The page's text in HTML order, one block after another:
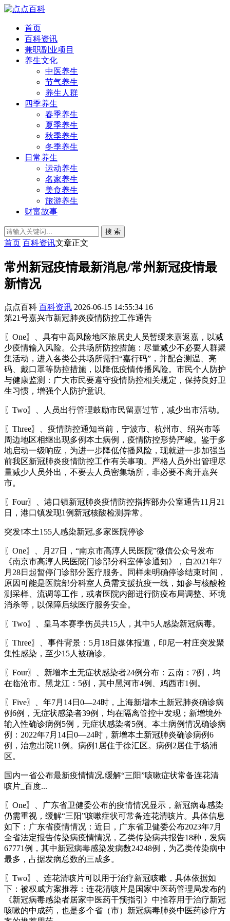
首页
百科资讯
兼职副业项目
养生文化
中医养生
节气养生
养生人群
四季养生
春季养生
夏季养生
秋季养生
冬季养生
日常养生
运动养生
名家养生
美食养生
旅游养生
财富故事
搜 索
首页 百科资讯文章正文
常州新冠疫情最新消息/常州新冠疫情最
新情况
点点百科 百科资讯 2026-06-15 14:55:34 16
第21号嘉兴市新冠肺炎疫情防控工作通告
〖One〗、具有中高风险地区旅居史人员暂缓来嘉返嘉，以减
少疫情输入风险。公共场所防控措施：尽量减少不必要人群聚
集活动，进入各类公共场所需扫“嘉行码”，并配合测温、亮
码、戴口罩等防控措施，以降低疫情传播风险。市民个人防护
与健康监测：广大市民要遵守疫情防控相关规定，保持良好卫
生习惯，增强个人防护意识。
〖Two〗、人员出行管理鼓励市民留嘉过节，减少出市活动。
〖Three〗、疫情防控通知当前，宁波市、杭州市、绍兴市等
周边地区相继出现多例本土病例，疫情防控形势严峻。鉴于多
地启动一级响应，为进一步降低传播风险，现就进一步加强当
前我区新冠肺炎疫情防控工作有关事项。严格人员外出管理尽
量减少人员外出，不要去人员密集场所，非必要不离开嘉兴
市。
〖Four〗、港口镇新冠肺炎疫情防控指挥部办公室通告11月21
日，港口镇发现1例新冠核酸检测异常。
突发!本土155人感染新冠,多家医院停诊
〖One〗、月27日，“南京市高淳人民医院”微信公众号发布
《南京市高淳人民医院门诊部分科室停诊通知》，自2021年7
月28日起暂停门诊部分医疗服务。同样未明确停诊结束时间，
原因可能是医院部分科室人员需支援抗疫一线，如参与核酸检
测采样、流调等工作，或者医院内部进行防疫布局调整、环境
消杀等，以保障后续医疗服务安全。
〖Two〗、皇马本赛季伤员共15人，其中5人感染新冠病毒。
〖Three〗、事件背景：5月18日媒体报道，印尼一村庄突发聚
集性感染，至少15人被确诊。
〖Four〗、新增本土无症状感染者24例分布：云南：7例，均
在临沧市。黑龙江：5例，其中黑河市4例、鸡西市1例。
〖Five〗、年7月14日0—24时，上海新增本土新冠肺炎确诊病
例6例，无症状感染者39例，均在隔离管控中发现；新增境外
输入性确诊病例5例，无症状感染者5例。本土病例情况确诊病
例：2022年7月14日0—24时，新增本土新冠肺炎确诊病例6
例，治愈出院11例。病例1居住于徐汇区。病例2居住于杨浦
区。
国内一省公布最新疫情情况,缓解“三阳”咳嗽症状常备连花清
咳片_百度...
〖One〗、广东省卫健委公布的疫情情况显示，新冠病毒感染
仍需重视，缓解“三阳”咳嗽症状可常备连花清咳片。具体信息
如下：广东省疫情情况：近日，广东省卫健委公布2023年7月
全省法定报告传染病疫情情况，乙类传染病共报告18种，发病
67771例，其中新冠病毒感染发病数24248例，为乙类传染病中
最多，占据发病总数的三成多。
〖Two〗、连花清咳片可以用于治疗新冠咳嗽，具体依据如
下：被权威方案推荐：连花清咳片是国家中医药管理局发布的
《新冠病毒感染者居家中医药干预指引》中推荐用于治疗新冠
咳嗽的中成药，也是多个省（市）新冠病毒肺炎中医药诊疗方